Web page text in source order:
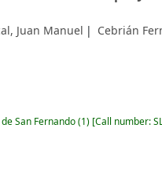
Juan Manuel
Cebrián
San Fernando(1) Call number: